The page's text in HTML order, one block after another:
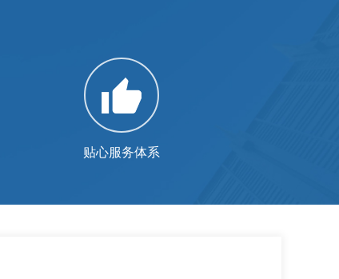
贴心服务体系